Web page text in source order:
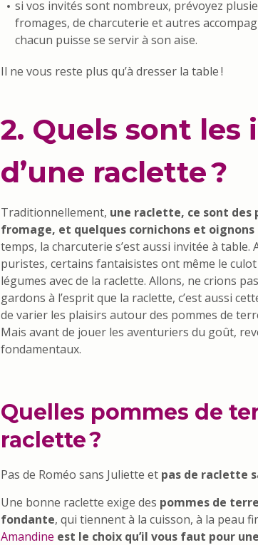
si vos invités sont nombreux, prévoyez
fromages, de charcuterie et autres
chacun puisse se servir à son aise.
Il ne vous reste plus qu’à dresser la table !
2. Quels sont
d’une raclette ?
Traditionnellement, une raclette, ce sont des
fromage, et quelques cornichons et oignons
temps, la charcuterie s’est aussi invitée à table.
puristes, certains fantaisistes ont même le
légumes avec de la raclette. Allons, ne crions
gardons à l’esprit que la raclette, c’est aussi
de varier les plaisirs autour des pommes de
Mais avant de jouer les aventuriers du goût,
fondamentaux.
Quelles pommes de
raclette ?
Pas de Roméo sans Juliette et pas de raclette
Une bonne raclette exige des pommes de
fondante, qui tiennent à la cuisson, à la peau
Amandine est le choix qu’il vous faut pour